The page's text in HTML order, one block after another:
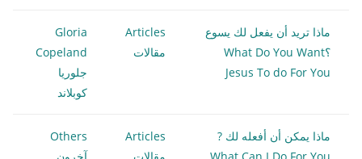
ماذا تريد أن يفعل لك يسوع
؟What Do You Want
Jesus To do For You
Articles
مقالات
Gloria
Copeland
جلوريا
كوبلاند
ماذا يمكن أن أفعله لك ?
Articles
Others